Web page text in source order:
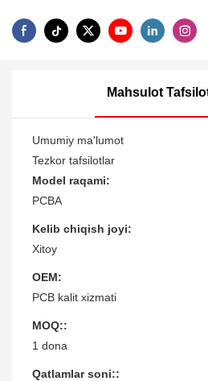
Mahsulot
Umumiy ma'lumot
Tezkor tafsilotlar
Model raqami:
PCBA
Kelib chiqish joyi:
Xitoy
OEM:
PCB kalit xizmati
MOQ::
1 dona
Qatlamlar soni::